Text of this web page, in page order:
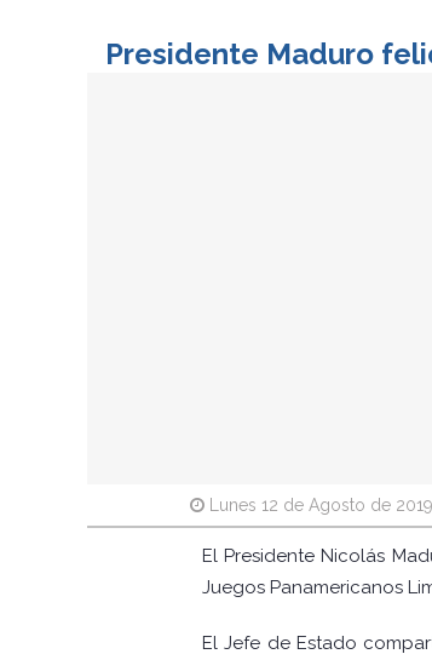
Presidente Maduro
Lunes 12 de Agosto de 2019
El Presidente Nicolás
Juegos Panamericanos
El Jefe de Estado